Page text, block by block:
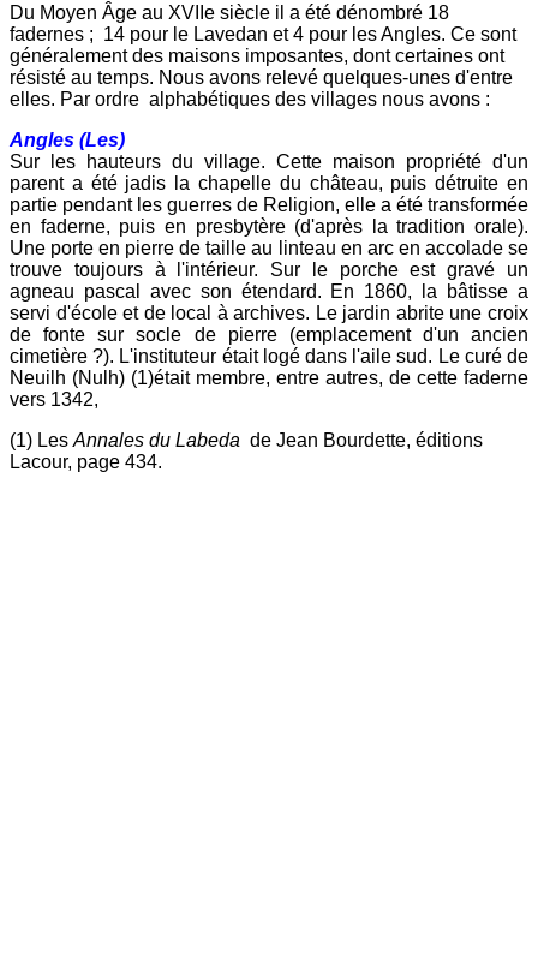
Du Moyen Âge au XVIIe siècle il a été dénombré 18
fadernes ; 14 pour le Lavedan et 4 pour les Angles. Ce sont
généralement des maisons imposantes, dont certaines ont
résisté au temps. Nous avons relevé quelques-unes d'entre
elles. Par ordre alphabétiques des villages nous avons :
Angles (Les)
Sur les hauteurs du village. Cette maison propriété d'un
parent a été jadis la chapelle du château, puis détruite en
partie pendant les guerres de Religion, elle a été transformée
en faderne, puis en presbytère (d'après la tradition orale).
Une porte en pierre de taille au linteau en arc en accolade se
trouve toujours à l'intérieur. Sur le porche est gravé un
agneau pascal avec son étendard. En 1860, la bâtisse a
servi d'école et de local à archives. Le jardin abrite une croix
de fonte sur socle de pierre (emplacement d'un ancien
cimetière ?). L'instituteur était logé dans l'aile sud. Le curé de
Neuilh (Nulh) (1)était membre, entre autres, de cette faderne
vers 1342,
(1) Les Annales du Labeda de Jean Bourdette, éditions
Lacour, page 434.